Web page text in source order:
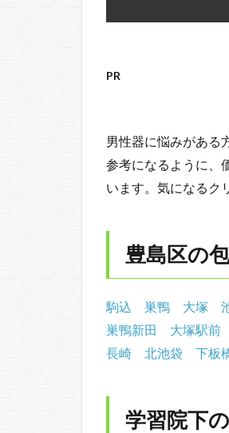
PR
男性器に悩みがある
参考になるように、
います。気になるク
豊島区の
駒込 巣鴨 大塚
巣鴨新田
大塚駅前
長崎
北池袋 下板
学習院下